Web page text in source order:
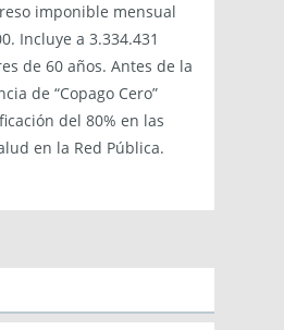
imponible mensual
Incluye a 3.334.431
de 60 años. Antes de la
de “Copago Cero”
del 80% en las
en la Red Pública.